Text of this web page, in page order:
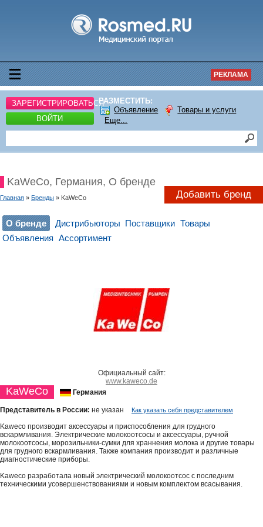
РЕКЛАМА
ЗАРЕГИСТРИРОВАТЬСЯ
ВОЙТИ
РАЗМЕСТИТЬ:
Объявление
Товары и услуги
Еще...
KaWeCo, Германия, О бренде
Главная » Бренды » KaWeCo Добавить бренд
О бренде Дистрибьюторы Поставщики Товары
Объявления Ассортимент
Официальный сайт:
www.kaweco.de
KaWeCo Германия
Представитель в России: не указан Как указать себя представителем
Kaweco производит аксессуары и приспособления для грудного
вскармливания. Электрические молокоотсосы и аксессуары, ручной
молокоотсосы, морозильники-сумки для храннения молока и другие товары
для грудного вскармливания. Также компания производит и различные
диагностические приборы.
Kaweco разработала новый электрический молокоотсос с последним
техническими усовершенствованиями и новым комплектом всасывания.